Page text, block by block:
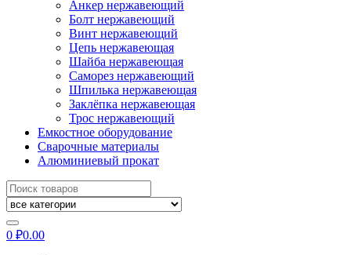
Анкер нержавеющий
Болт нержавеющий
Винт нержавеющий
Цепь нержавеющая
Шайба нержавеющая
Саморез нержавеющий
Шпилька нержавеющая
Заклёпка нержавеющая
Трос нержавеющий
Емкостное оборудование
Сварочные материалы
Алюминиевый прокат
Искать:
0 ₽0.00